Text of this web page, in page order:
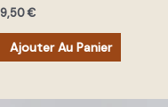
9,50€
Ajouter Au Panier